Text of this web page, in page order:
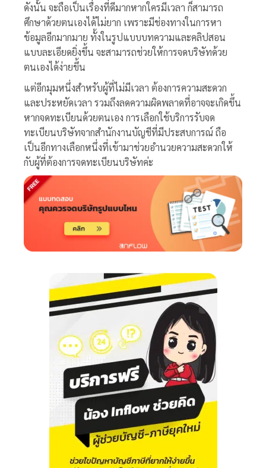
ดังนั้น จะถือเป็นเรื่องที่ดีมากหากใครมีเวลา ก็สามารถ
ศึกษาด้วยตนเองได้ไม่ยาก เพราะมีช่องทางในการหา
ข้อมูลอีกมากมาย ทั้งในรูปแบบบทความและคลิปสอน
แบบละเอียดยิ่งขึ้น จะสามารถช่วยให้การจดบริษัทด้วย
ตนเองได้ง่ายขึ้น
แต่อีกมุมหนึ่งสำหรับผู้ที่ไม่มีเวลา ต้องการความสะดวก
และประหยัดเวลา รวมถึงลดความผิดพลาดที่อาจจะเกิดขึ้น
หากจดทะเบียนด้วยตนเอง การเลือกใช้บริการรับจด
ทะเบียนบริษัทจากสำนักงานบัญชีที่มีประสบการณ์ ถือ
เป็นอีกทางเลือกหนึ่งที่เข้ามาช่วยอำนวยความสะดวกให้
กับผู้ที่ต้องการจดทะเบียนบริษัทค่ะ